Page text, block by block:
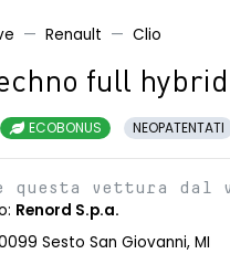
Renault Clio
full
ECOBONUS NEOPATENTATI
questa vettura dal
Renord S.p.a.
Sesto San Giovanni, MI